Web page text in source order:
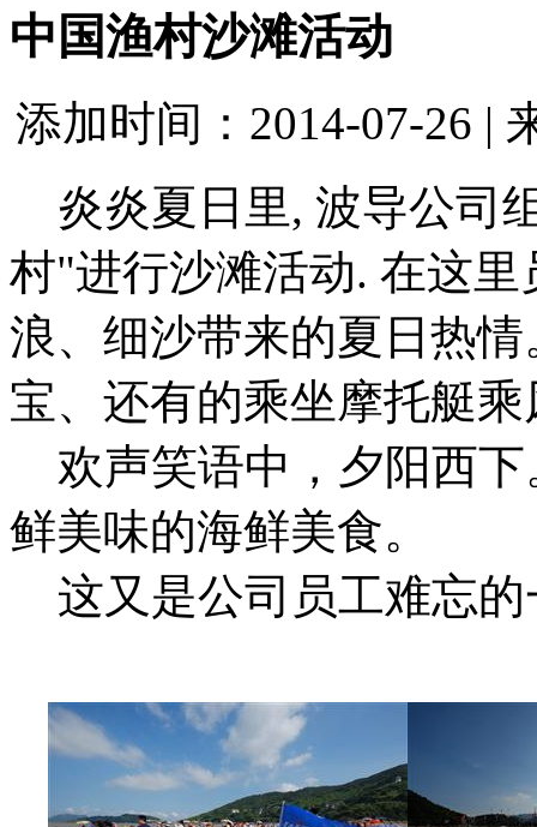
中国渔村沙滩活动
添加时间：2014-07-26 |
炎炎夏日里, 波导公司
村"进行沙滩活动. 在这
浪、细沙带来的夏日热
宝、还有的乘坐摩托艇
欢声笑语中，夕阳西下
鲜美味的海鲜美食。
这又是公司员工难忘的